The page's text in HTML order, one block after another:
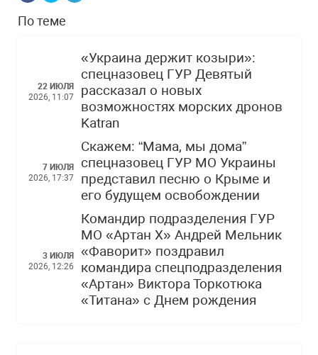
По теме
22 ИЮЛЯ
2026, 11:07
«Украина держит козыри»:
спецназовец ГУР Девятый
рассказал о новых
возможностях морских дронов
Katran
7 ИЮЛЯ
2026, 17:37
Скажем: “Мама, мы дома”
спецназовец ГУР МО Украины
представил песню о Крыме и
его будущем освобождении
3 ИЮЛЯ
2026, 12:26
Командир подразделения ГУР
МО «Артан Х» Андрей Мельник
«Фаворит» поздравил
командира спецподразделения
«Артан» Виктора Торкотюка
«Титана» с Днем рождения